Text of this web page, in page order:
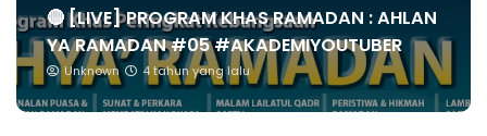
🔴 [LIVE] PROGRAM KHAS RAMADAN : AHLAN
YA RAMADAN #05 #AKADEMIYOUTUBER
Unknown 4 tahun yang lalu